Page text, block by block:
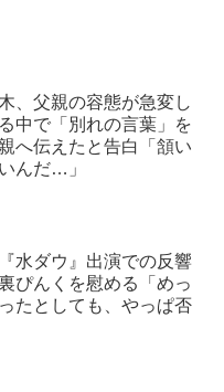
、父親の容態が急変し
中で「別れの言葉」を
へ伝えたと告白「頷い
んだ…」
水ダウ』出演での反響
ぴんくを慰める「めっ
たとしても、やっぱ否